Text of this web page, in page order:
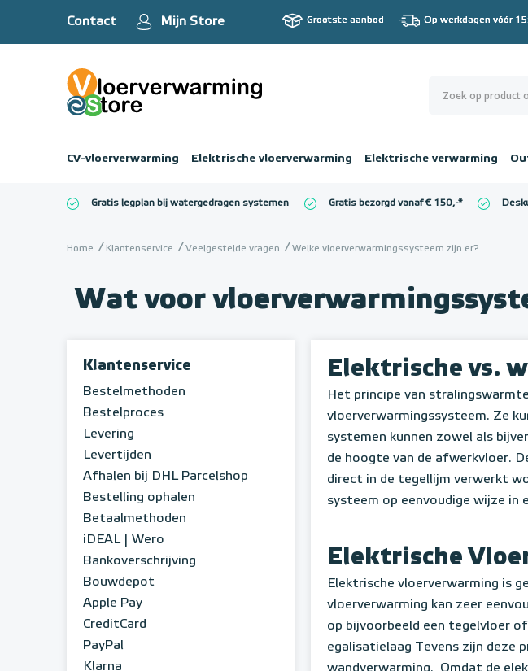
Contact Mijn Store Grootste aanbod Op werkdagen vóór
CV-vloerverwarming Elektrische vloerverwarming Elektrische verwarming
Gratis legplan bij watergedragen systemen Gratis bezorgd vanaf € 150,-*
Home Klantenservice Veelgestelde vragen Welke vloerverwarmingssysteem zijn er?
Wat voor
Klantenservice
Bestelmethoden
Bestelproces
Levering
Levertijden
Afhalen bij DHL Parcelshop
Bestelling ophalen
Betaalmethoden
iDEAL | Wero
Bankoverschrijving
Bouwdepot
Apple Pay
CreditCard
PayPal
Klarna
Elektrische vs.
Het principe van
vloerverwarmingssysteem. Ze
systemen kunnen zowel als
de hoogte van de afwerkvloer.
direct in de tegellijm verwerkt
systeem op eenvoudige wijze in
Elektrische
Elektrische vloerverwarming is
vloerverwarming kan zeer
op bijvoorbeeld een tegelvloer
egalisatielaag Tevens zijn deze